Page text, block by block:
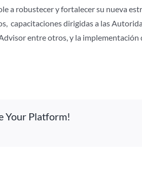
a robustecer y fortalecer su nueva
capacitaciones dirigidas a las
entre otros, y la implementación
Your Platform!